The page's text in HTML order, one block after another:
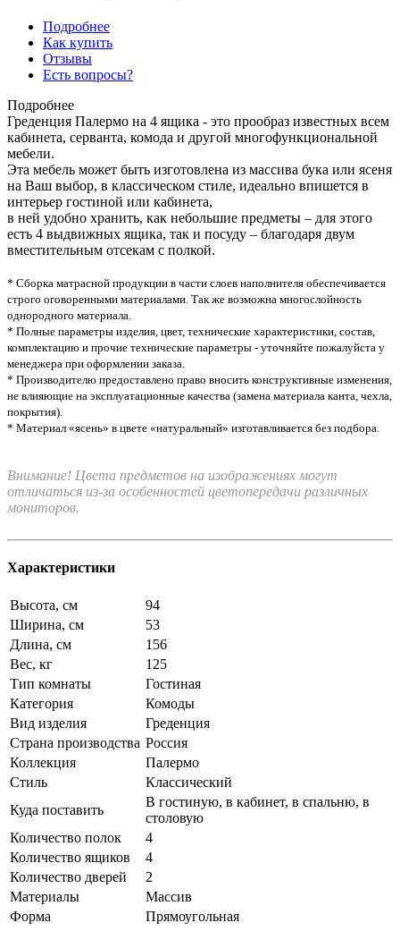
Подробнее
Как купить
Отзывы
Есть вопросы?
Подробнее
Греденция Палермо на 4 ящика - это прообраз известных всем
кабинета, серванта, комода и другой многофункциональной
мебели.
Эта мебель может быть изготовлена из массива бука или ясеня
на Ваш выбор, в классическом стиле, идеально впишется в
интерьер гостиной или кабинета,
в ней удобно хранить, как небольшие предметы – для этого
есть 4 выдвижных ящика, так и посуду – благодаря двум
вместительным отсекам с полкой.
* Сборка матрасной продукции в части слоев наполнителя обеспечивается
строго оговоренными материалами. Так же возможна многослойность
однородного материала.
* Полные параметры изделия, цвет, технические характеристики, состав,
комплектацию и прочие технические параметры - уточняйте пожалуйста у
менеджера при оформлении заказа.
* Производителю предоставлено право вносить конструктивные изменения,
не влияющие на эксплуатационные качества (замена материала канта, чехла,
покрытия).
* Материал «ясень» в цвете «натуральный» изготавливается без подбора.
Внимание! Цвета предметов на изображениях могут
отличаться из-за особенностей цветопередачи различных
мониторов.
Характеристики
Высота, см
94
Ширина, см
53
Длина, см
156
Вес, кг
125
Тип комнаты
Гостиная
Категория
Комоды
Вид изделия
Греденция
Страна производства Россия
Коллекция
Палермо
Стиль
Классический
Куда поставить
В гостиную, в кабинет, в спальню, в
столовую
Количество полок
4
Количество ящиков
4
Количество дверей
2
Материалы
Массив
Форма
Прямоугольная